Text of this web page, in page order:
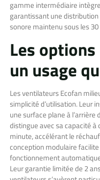
gamme intermédiaire
garantissant une distribution
sonore maintenu sous les 30
Les
un usage
Les ventilateurs Ecofan
simplicité d’utilisation. Leur
une surface plane à l’arrière
distingue avec sa capacité à
minute, accélérant le
conception modulaire
fonctionnement
Leur garantie limitée de 2